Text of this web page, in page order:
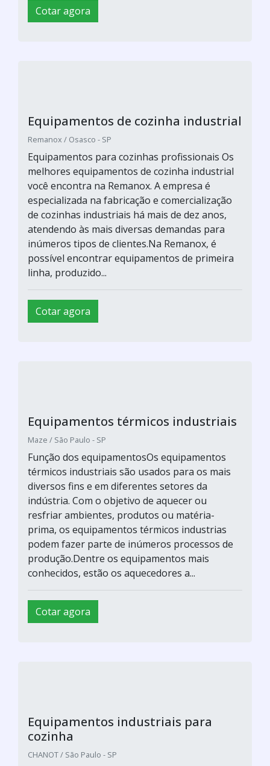
Cotar agora
Equipamentos de cozinha industrial
Remanox / Osasco - SP
Equipamentos para cozinhas profissionais Os
melhores equipamentos de cozinha industrial
você encontra na Remanox. A empresa é
especializada na fabricação e comercialização
de cozinhas industriais há mais de dez anos,
atendendo às mais diversas demandas para
inúmeros tipos de clientes.Na Remanox, é
possível encontrar equipamentos de primeira
linha, produzido...
Cotar agora
Equipamentos térmicos industriais
Maze / São Paulo - SP
Função dos equipamentosOs equipamentos
térmicos industriais são usados para os mais
diversos fins e em diferentes setores da
indústria. Com o objetivo de aquecer ou
resfriar ambientes, produtos ou matéria-
prima, os equipamentos térmicos industrias
podem fazer parte de inúmeros processos de
produção.Dentre os equipamentos mais
conhecidos, estão os aquecedores a...
Cotar agora
Equipamentos industriais para
cozinha
CHANOT / São Paulo - SP